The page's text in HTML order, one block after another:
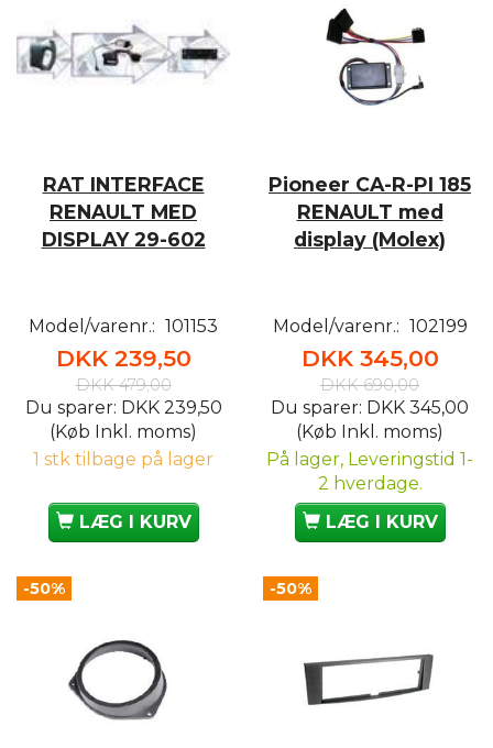
RAT INTERFACE
RENAULT MED
DISPLAY 29-602
Model/varenr.: 101153
DKK 239,50
DKK 479,00
Du sparer: DKK 239,50
(Køb Inkl. moms)
1 stk tilbage på lager
LÆG I KURV
Pioneer CA-R-PI 185
RENAULT med
display (Molex)
Model/varenr.: 102199
DKK 345,00
DKK 690,00
Du sparer: DKK 345,00
(Køb Inkl. moms)
På lager, Leveringstid 1-
2 hverdage.
LÆG I KURV
-50% -50%